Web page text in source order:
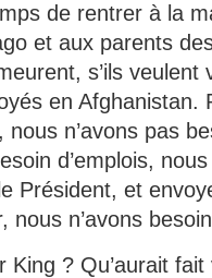
de rentrer à la
et aux parents
s’ils veulent
en Afghanistan.
n’avons pas
d’emplois,
Président, et
nous n’avons
King ? Qu’aurait